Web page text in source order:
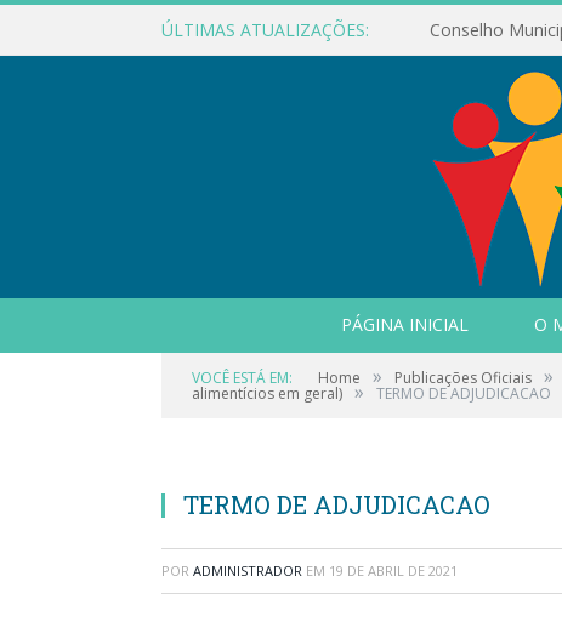
ÚLTIMAS ATUALIZAÇÕES:
PÁGINA INICIAL O
VOCÊ ESTÁ EM: Home » Publicações Oficiais »
alimentícios em geral) » TERMO DE ADJUDICACAO
TERMO DE ADJUDICACAO
POR ADMINISTRADOR EM 19 DE ABRIL DE 2021